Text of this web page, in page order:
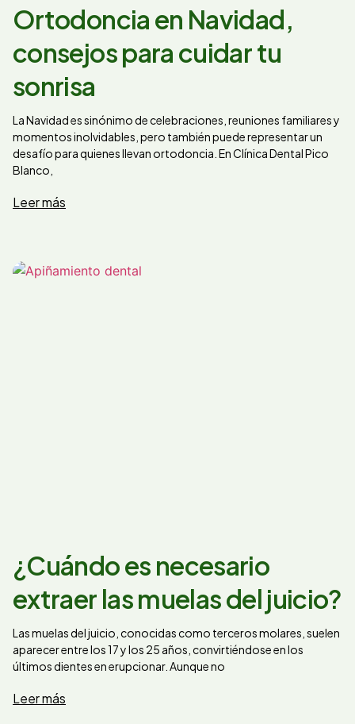
Ortodoncia en Navidad,
consejos para cuidar tu
sonrisa
La Navidad es sinónimo de celebraciones, reuniones familiares y
momentos inolvidables, pero también puede representar un
desafío para quienes llevan ortodoncia. En Clínica Dental Pico
Blanco,
Leer más
¿Cuándo es necesario
extraer las muelas del juicio?
Las muelas del juicio, conocidas como terceros molares, suelen
aparecer entre los 17 y los 25 años, convirtiéndose en los
últimos dientes en erupcionar. Aunque no
Leer más